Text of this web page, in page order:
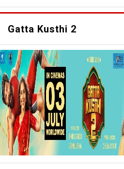
Gatta Kusthi 2